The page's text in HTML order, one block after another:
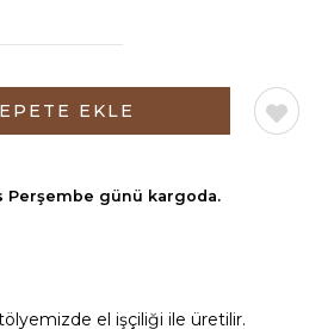
Perşembe günü kargoda.
el işçiliği ile üretilir.